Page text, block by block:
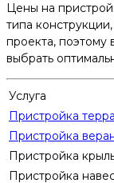
Цены на
типа
проекта, поэтому
выбрать
Услуга
Пристройка
Пристройка
Пристройка
Пристройка